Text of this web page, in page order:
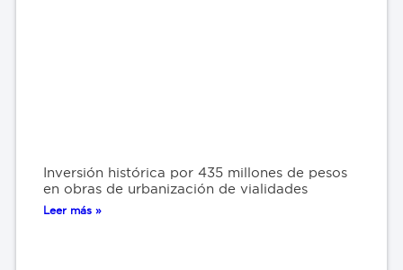
Inversión histórica por 435 millones de pesos
en obras de urbanización de vialidades
Leer más »